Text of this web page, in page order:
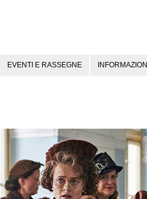
EVENTI E RASSEGNE INFORMAZIONI